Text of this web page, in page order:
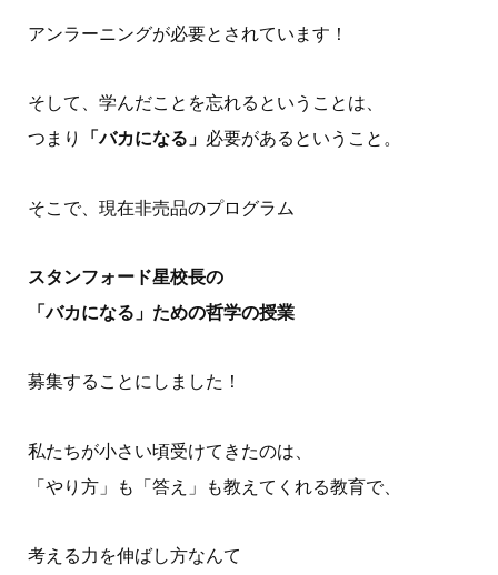
アンラーニングが必要とされています！
そして、学んだことを忘れるということは、
つまり 「バカになる」 必要があるということ。
そこで、現在非売品のプログラム
スタンフォード星校長の
「バカになる」ための哲学の授業
募集することにしました！
私たちが小さい頃受けてきたのは、
「やり方」も「答え」も教えてくれる教育で、
考える力を伸ばし方なんて